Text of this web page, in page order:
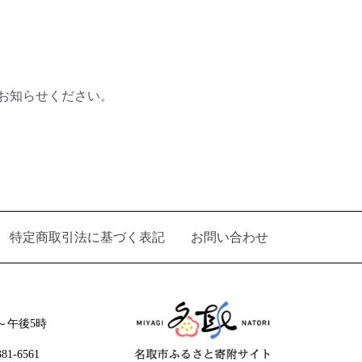
らせください。
特定商取引法に基づく表記 お問い合わせ
午後5時
6561